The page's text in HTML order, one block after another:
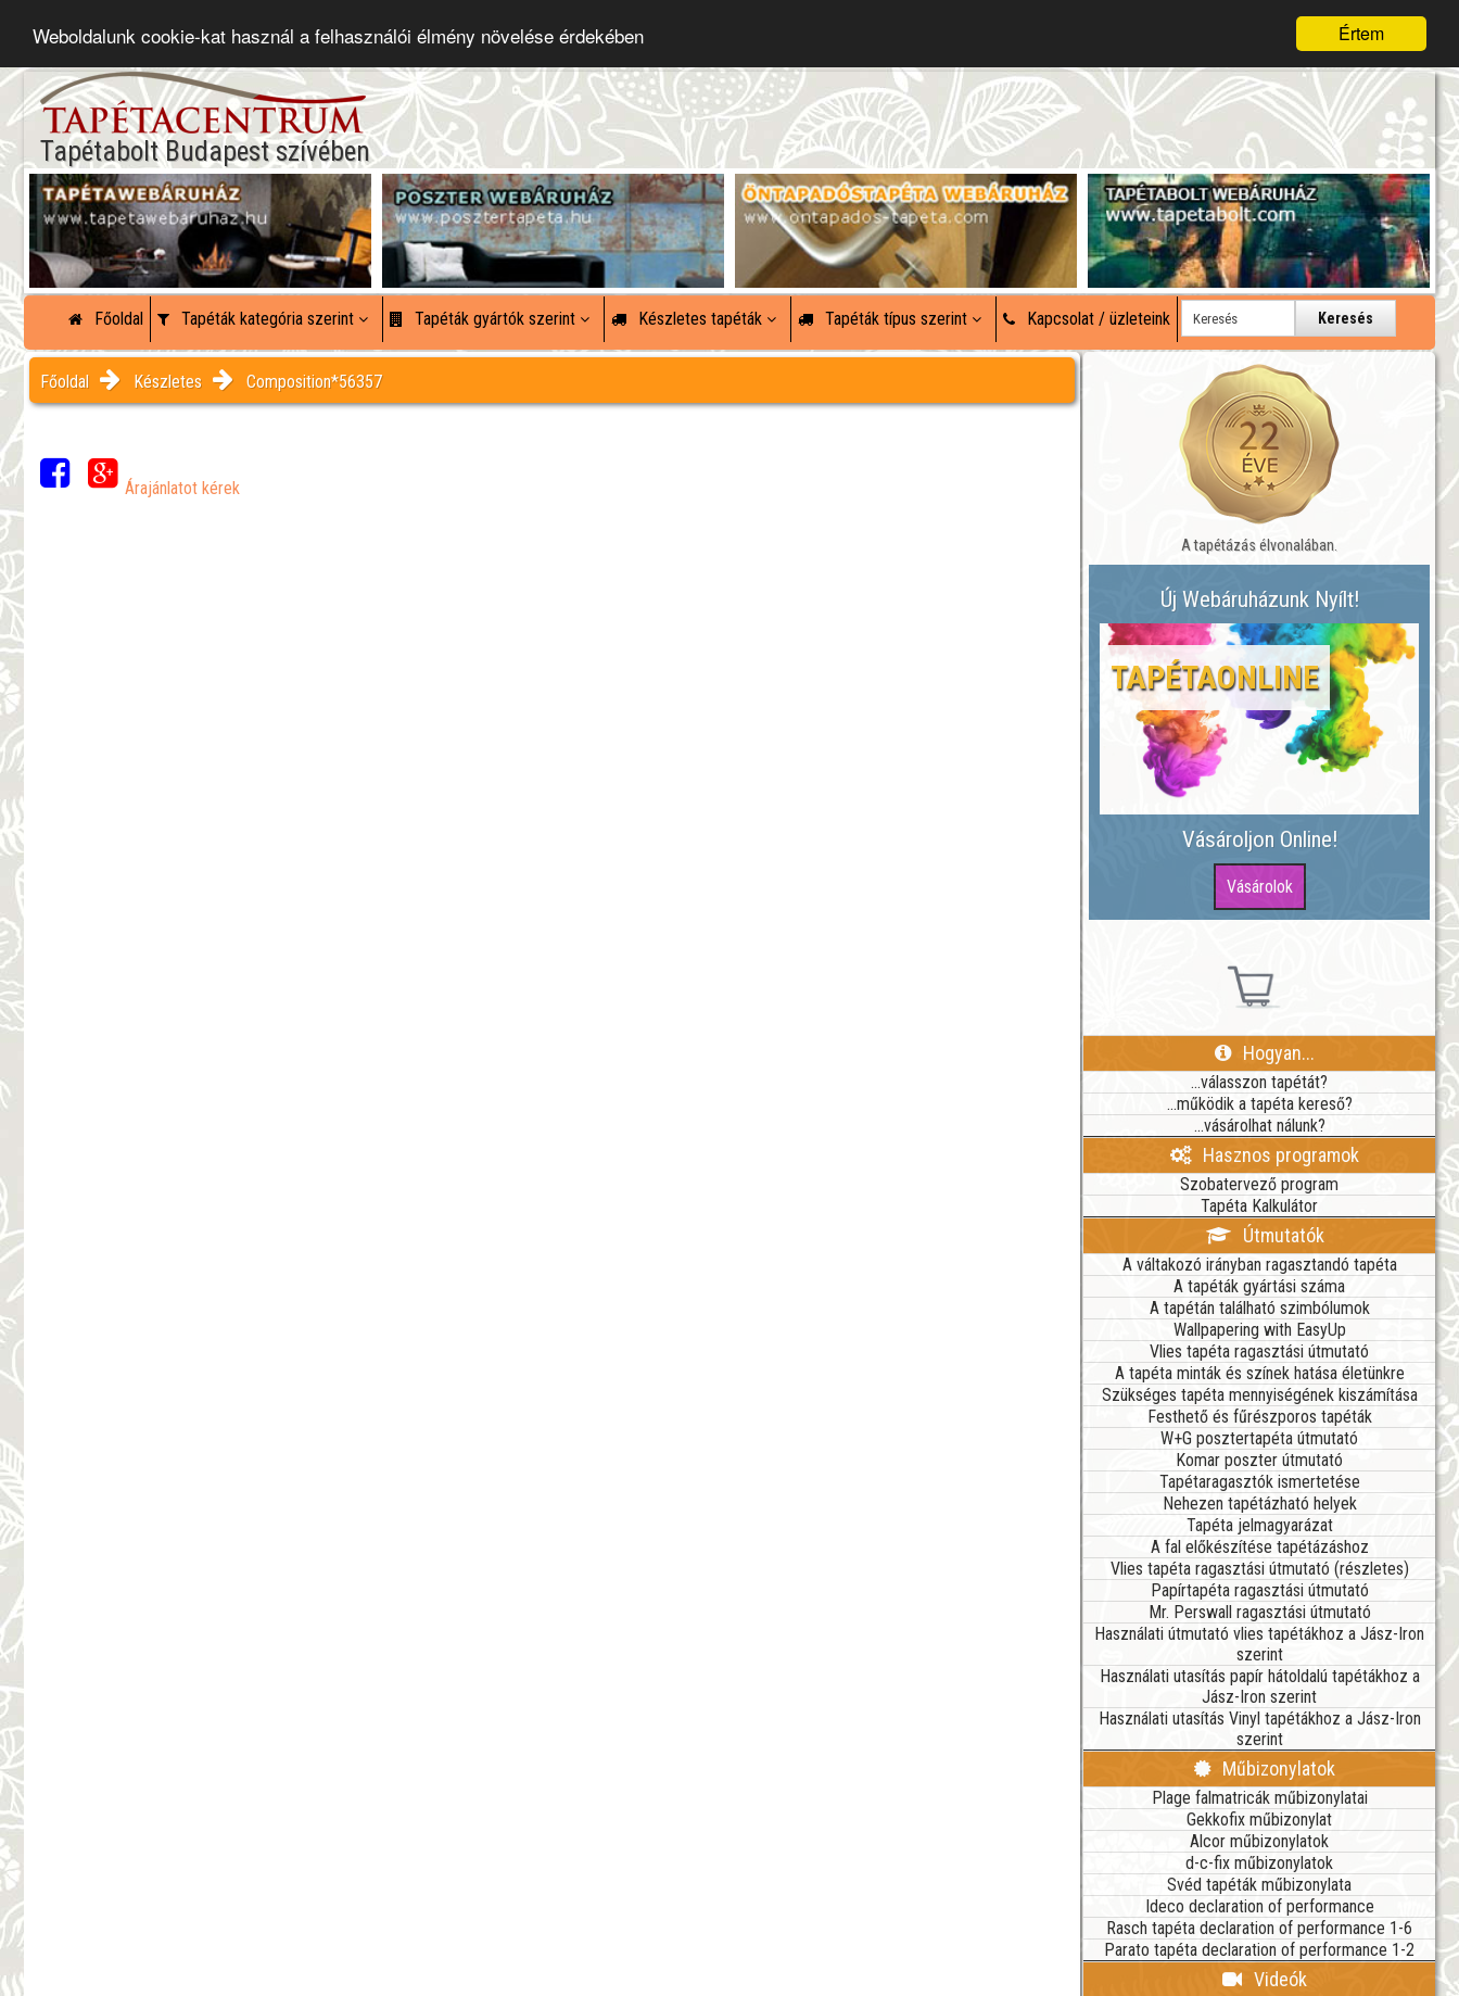
Értem
Weboldalunk cookie-kat használ a felhasználói élmény növelése érdekében
Tapétabolt Budapest szívében
Főoldal Tapéták kategória szerint Tapéták gyártók szerint Készletes tapéták Tapéták típus szerint Kapcsolat / üzleteink Keresés
Főoldal Készletes Composition*56357
Árajánlatot kérek
A tapétázás élvonalában.
Új Webáruházunk Nyílt!
TAPÉTAONLINE
Vásároljon Online!
Hogyan...
...válasszon tapétát?
...működik a tapéta kereső?
...vásárolhat nálunk?
Hasznos programok
Szobatervező program
Tapéta Kalkulátor
Útmutatók
A váltakozó irányban ragasztandó tapéta
A tapéták gyártási száma
A tapétán található szimbólumok
Wallpapering with EasyUp
Vlies tapéta ragasztási útmutató
A tapéta minták és színek hatása életünkre
Szükséges tapéta mennyiségének kiszámítása
Festhető és fűrészporos tapéták
W+G posztertapéta útmutató
Komar poszter útmutató
Tapétaragasztók ismertetése
Nehezen tapétázható helyek
Tapéta jelmagyarázat
A fal előkészítése tapétázáshoz
Vlies tapéta ragasztási útmutató (részletes)
Papírtapéta ragasztási útmutató
Mr. Perswall ragasztási útmutató
Használati útmutató vlies tapétákhoz a Jász-Iron
szerint
Használati utasítás papír hátoldalú tapétákhoz a
Jász-Iron szerint
Használati utasítás Vinyl tapétákhoz a Jász-Iron
szerint
Műbizonylatok
Plage falmatricák műbizonylatai
Gekkofix műbizonylat
Alcor műbizonylatok
d-c-fix műbizonylatok
Svéd tapéták műbizonylata
Ideco declaration of performance
Rasch tapéta declaration of performance 1-6
Parato tapéta declaration of performance 1-2
Videók